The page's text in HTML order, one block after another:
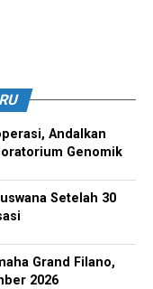
Andalkan
Genomik
Setelah 30
Grand Filano,
2026